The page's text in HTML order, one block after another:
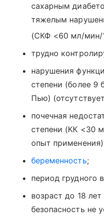
сахарным
тяжелым
(СКФ <60 мл/мин/
трудно
нарушения
степени (более 9
Пью)
почечная
степени (КК <30
опыт
беременность;
период грудного
возраст до 18
безопасность не